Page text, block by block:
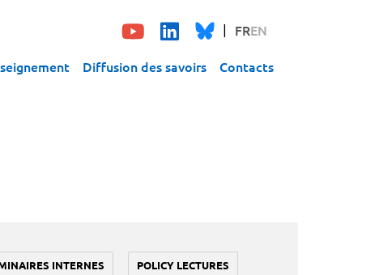
FREN
Diffusion des savoirs Contacts
INTERNES POLICY LECTURES